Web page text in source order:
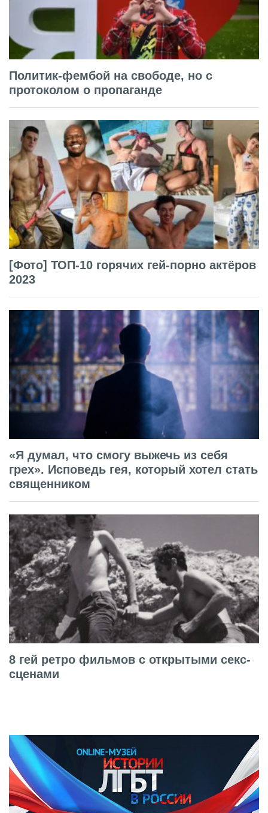
Политик-фембой на свободе, но с
протоколом о пропаганде
[Фото] ТОП-10 горячих гей-порно актёров
2023
«Я думал, что смогу выжечь из себя
грех». Исповедь гея, который хотел стать
священником
8 гей ретро фильмов с открытыми секс-
сценами